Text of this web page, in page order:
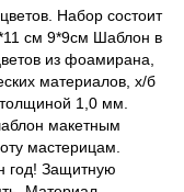
Набор состоит
см 9*9см Шаблон в
из фоамирана,
материалов, х/б
толщиной 1,0 мм.
макетным
мастерицам.
год! Защитную